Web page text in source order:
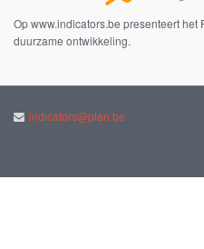
Op www.indicators.be presenteert
duurzame ontwikkeling.
indicators@plan.be